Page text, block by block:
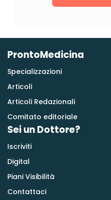
ProntoMedicina
Specializzazioni
Articoli
Articoli Redazionali
Comitato editoriale
Sei un Dottore?
Iscriviti
Digital
Piani Visibilità
Contattaci